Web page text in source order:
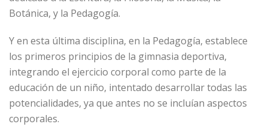
Botánica, y la Pedagogía.
Y en esta última disciplina, en la Pedagogía, establece
los primeros principios de la gimnasia deportiva,
integrando el ejercicio corporal como parte de la
educación de un niño, intentado desarrollar todas las
potencialidades, ya que antes no se incluían aspectos
corporales.